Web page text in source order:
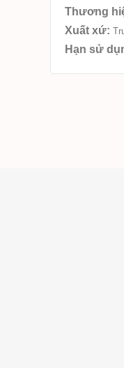
Thương
Xuất xứ:
Hạn sử